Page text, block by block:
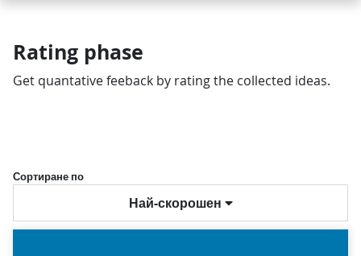
Rating phase
Get quantative feeback by rating the collected ideas.
Сортиране по
Най-скорошен